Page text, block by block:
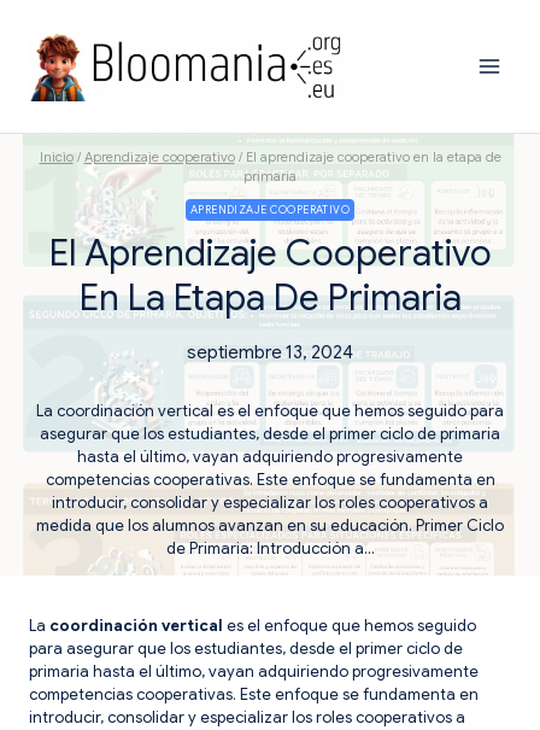
contenido
Inicio / Aprendizaje cooperativo / El aprendizaje cooperativo en la etapa de
primaria
APRENDIZAJE COOPERATIVO
El Aprendizaje Cooperativo
En La Etapa De Primaria
septiembre 13, 2024
La coordinación vertical es el enfoque que hemos seguido para
asegurar que los estudiantes, desde el primer ciclo de primaria
hasta el último, vayan adquiriendo progresivamente
competencias cooperativas. Este enfoque se fundamenta en
introducir, consolidar y especializar los roles cooperativos a
medida que los alumnos avanzan en su educación. Primer Ciclo
de Primaria: Introducción a…
La coordinación vertical es el enfoque que hemos seguido
para asegurar que los estudiantes, desde el primer ciclo de
primaria hasta el último, vayan adquiriendo progresivamente
competencias cooperativas. Este enfoque se fundamenta en
introducir, consolidar y especializar los roles cooperativos a